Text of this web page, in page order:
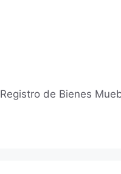
Registro de Bienes